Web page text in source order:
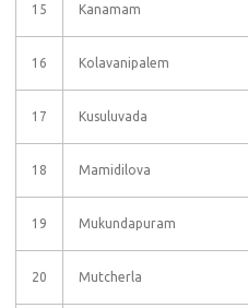
15 Kanamam
16 Kolavanipalem
17 Kusuluvada
18 Mamidilova
19 Mukundapuram
20 Mutcherla